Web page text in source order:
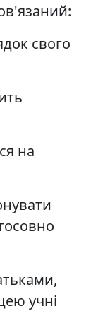
свого
на
учні